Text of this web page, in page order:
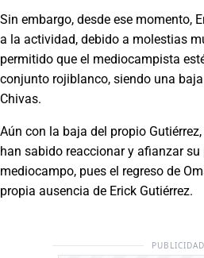
Sin embargo, desde ese momento,
a la actividad, debido a molestias
permitido que el mediocampista
conjunto rojiblanco, siendo una
Chivas.
Aún con la baja del propio
han sabido reaccionar y afianzar
mediocampo, pues el regreso de
propia ausencia de Erick Gutiérrez.
PUBLICIDAD